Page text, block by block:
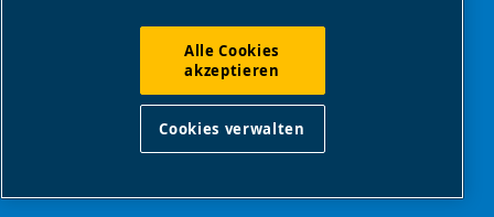
Anforderungen an.
© 2026 ABAC Luftkompressoren
Alle Cookies
akzeptieren
Cookies verwalten